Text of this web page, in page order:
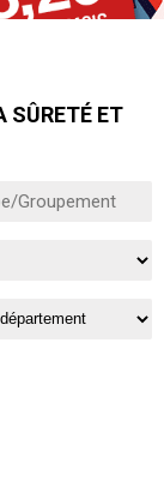
SÛRETÉ ET